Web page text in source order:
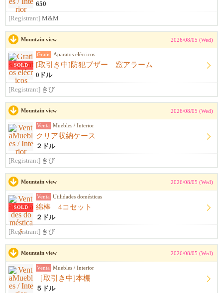
650
[Registrant] M&M
Mountain view 2026/08/05 (Wed)
SOLD
Gratis Aparatos elécricos
[取引き中]防犯ブザー 窓アラーム
0ドル
[Registrant] きび
Mountain view 2026/08/05 (Wed)
Venta Muebles / Interior
クリア収納ケース
２ドル
[Registrant] きび
Mountain view 2026/08/05 (Wed)
SOLD
Venta Utilidades domésticas
綿棒 4コセット
２ドル
[Registrant] きび
Mountain view 2026/08/05 (Wed)
Venta Muebles / Interior
［取引き中]本棚
５ドル